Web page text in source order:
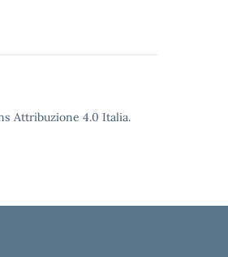
Attribuzione 4.0 Italia.